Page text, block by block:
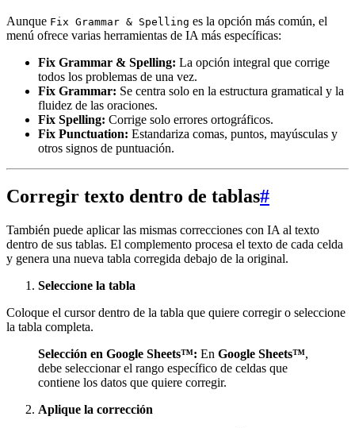
Aunque Fix Grammar & Spelling es la opción más común, el
menú ofrece varias herramientas de IA más específicas:
Fix Grammar & Spelling: La opción integral que corrige
todos los problemas de una vez.
Fix Grammar: Se centra solo en la estructura gramatical y la
fluidez de las oraciones.
Fix Spelling: Corrige solo errores ortográficos.
Fix Punctuation: Estandariza comas, puntos, mayúsculas y
otros signos de puntuación.
Corregir texto dentro de tablas#
También puede aplicar las mismas correcciones con IA al texto
dentro de sus tablas. El complemento procesa el texto de cada celda
y genera una nueva tabla corregida debajo de la original.
Seleccione la tabla
Coloque el cursor dentro de la tabla que quiere corregir o seleccione
la tabla completa.
Selección en Google Sheets™: En Google Sheets™,
debe seleccionar el rango específico de celdas que
contiene los datos que quiere corregir.
Aplique la corrección